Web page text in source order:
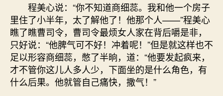
程美心说：“你不知道商细蕊。我和他一个房子
里住了小半年，太了解他了！他那个人——”程美心
瞧了瞧曹司令，曹司令最烦女人家在背后嚼是非，
只好说：“他脾气可不好！冲着呢！”但是就这样也不
足以形容商细蕊，憋了半晌，道：“他要发起疯来，
才不管你这儿人多人少，下面坐的是什么角色，有
什么后果。他就管自己痛快，撒气！”